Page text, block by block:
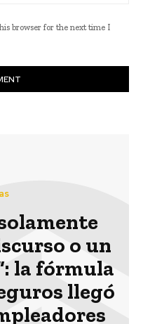
browser for the next time I